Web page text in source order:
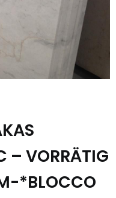
– VORRÄTIG
*BLOCCO